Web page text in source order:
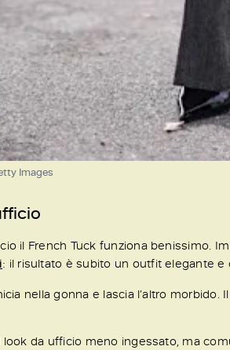
Images
il French Tuck funziona benissimo.
: il risultato è subito un outfit elegante e
nella gonna e lascia l’altro
look da ufficio meno ingessato, ma